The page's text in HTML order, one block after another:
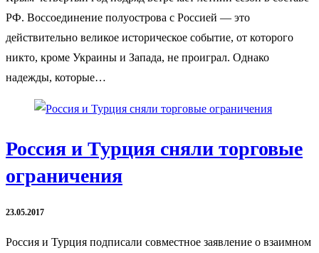
РФ. Воссоединение полуострова с Россией — это
действительно великое историческое событие, от которого
никто, кроме Украины и Запада, не проиграл. Однако
надежды, которые…
Россия и Турция сняли торговые
ограничения
23.05.2017
Россия и Турция подписали совместное заявление о взаимном